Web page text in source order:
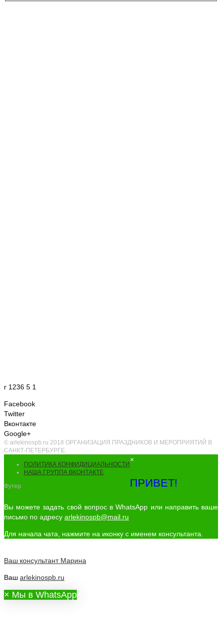
r 1236 5 1
Facebook
Twitter
Вконтакте
Google+
© arlekinospb.ru 2018 ОРГАНИЗАЦИЯ ПРАЗДНИКОВ И МЕРОПРИЯТИЙ В
САНКТ-ПЕТЕРБУРГЕ.
ПОЛИТИКА КОНФИДИЦИАЛЬНОСТИ
НАША ГРУППА ВКОНТАКТЕ
Футер
×
ПРИВЕТ!
Вы можете задать свой вопрос в WhatsApp или направить ваше
письмо по адресу arlekinospb@mail.ru
Для начала чата, нажмите на иконку с именем консультанта.
Ваш консультант Марина
Ваш arlekinospb.ru
× Мы в WhatsApp